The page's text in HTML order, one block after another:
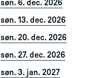
søn. 6. dec. 2026
søn. 13. dec. 2026
søn. 20. dec. 2026
søn. 27. dec. 2026
søn. 3. jan. 2027